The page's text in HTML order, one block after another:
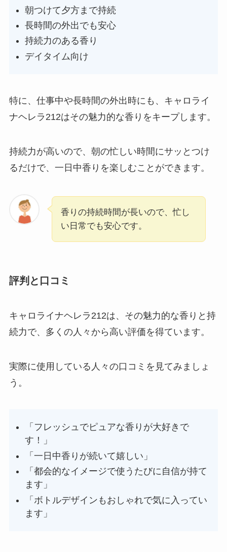
朝つけて夕方まで持続
長時間の外出でも安心
持続力のある香り
デイタイム向け
特に、仕事中や長時間の外出時にも、キャロライ
ナヘレラ212はその魅力的な香りをキープします。
持続力が高いので、朝の忙しい時間にサッとつけ
るだけで、一日中香りを楽しむことができます。
香りの持続時間が長いので、忙し
い日常でも安心です。
評判と口コミ
キャロライナヘレラ212は、その魅力的な香りと持
続力で、多くの人々から高い評価を得ています。
実際に使用している人々の口コミを見てみましょ
う。
「フレッシュでピュアな香りが大好きで
す！」
「一日中香りが続いて嬉しい」
「都会的なイメージで使うたびに自信が持て
ます」
「ボトルデザインもおしゃれで気に入ってい
ます」